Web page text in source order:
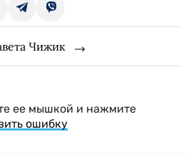
Чижик
ее мышкой и нажмите
ошибку